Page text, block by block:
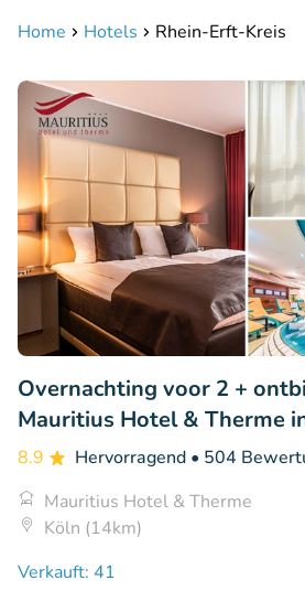
Home Hotels Rhein-Erft-Kreis
Overnachting voor 2 +
Mauritius Hotel & Therme
8.9 Hervorragend • 504
Mauritius Hotel & Therme
Köln (14km)
Verkauft: 41